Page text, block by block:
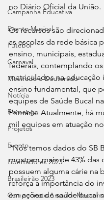
Campanha Educativa
Evento Musical
Futebol
Carnaval
Mestrado e Doutorado
Notícia
Flamengo
Projetos
Evento
Libertadores 2023
Brasileirão 2023
Campeonato Amador
no Diário Oficial da União.
Os recursos são
as escolas da rede básica
ensino, municipais,
federais, contemplando os
matriculados na educação
ensino fundamental, que
equipes de Saúde Bucal
Primária. Atualmente, há
mil equipes em atuação
“Nós temos dados do SB
mostram mais de 43% das
possuem alguma cárie na
reforça a importância do
em ações de saúde bucal